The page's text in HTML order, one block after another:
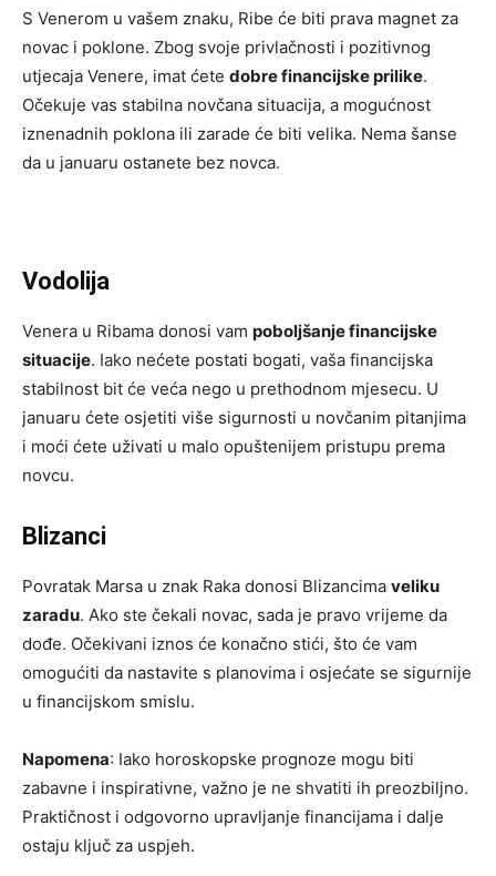
S Venerom u vašem znaku, Ribe će biti prava magnet za
novac i poklone. Zbog svoje privlačnosti i pozitivnog
utjecaja Venere, imat ćete dobre financijske prilike.
Očekuje vas stabilna novčana situacija, a mogućnost
iznenadnih poklona ili zarade će biti velika. Nema šanse
da u januaru ostanete bez novca.
Vodolija
Venera u Ribama donosi vam poboljšanje financijske
situacije. Iako nećete postati bogati, vaša financijska
stabilnost bit će veća nego u prethodnom mjesecu. U
januaru ćete osjetiti više sigurnosti u novčanim pitanjima
i moći ćete uživati u malo opuštenijem pristupu prema
novcu.
Blizanci
Povratak Marsa u znak Raka donosi Blizancima veliku
zaradu. Ako ste čekali novac, sada je pravo vrijeme da
dođe. Očekivani iznos će konačno stići, što će vam
omogućiti da nastavite s planovima i osjećate se sigurnije
u financijskom smislu.
Napomena: Iako horoskopske prognoze mogu biti
zabavne i inspirativne, važno je ne shvatiti ih preozbiljno.
Praktičnost i odgovorno upravljanje financijama i dalje
ostaju ključ za uspjeh.